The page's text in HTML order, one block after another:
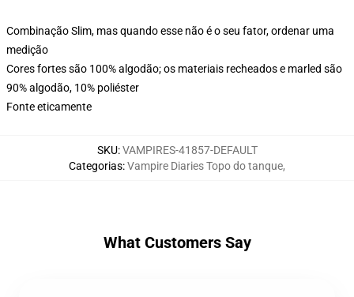
Combinação Slim, mas quando esse não é o seu fator, ordenar uma
medição
Cores fortes são 100% algodão; os materiais recheados e marled são
90% algodão, 10% poliéster
Fonte eticamente
SKU:VAMPIRES-41857-DEFAULT
Categorias:Vampire Diaries Topo do tanque,
What Customers Say